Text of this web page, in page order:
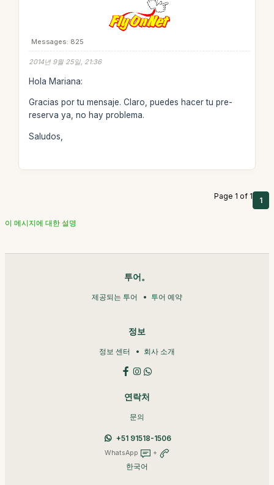
Messages: 825
2014년 9월 25일, 21:36
Hola Mariana:
Gracias por tu mensaje. Claro, puedes hacer tu pre-
reserva ya, no hay problema.
Saludos,
Page 1 of 1 1
이 메시지에 대한 설명
투어。
제공되는 투어 투어 예약
정보
정보 센터 회사 소개
연락처
문의
+51 91518-1506
WhatsApp +
한국어